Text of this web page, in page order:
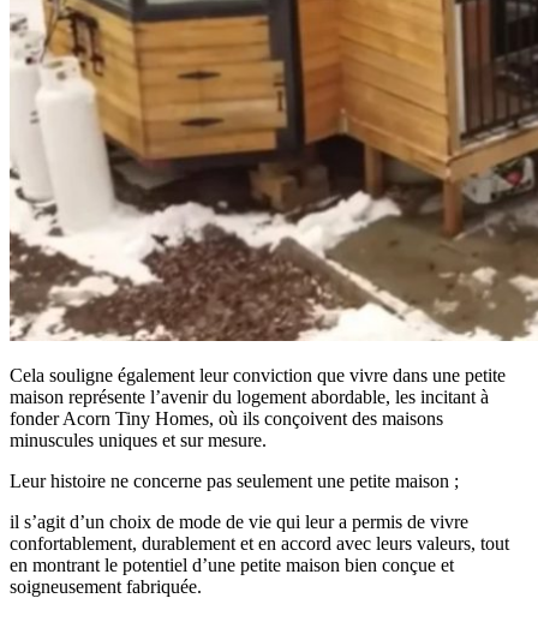
Cela souligne également leur conviction que vivre dans une petite
maison représente l’avenir du logement abordable, les incitant à
fonder Acorn Tiny Homes, où ils conçoivent des maisons
minuscules uniques et sur mesure.
Leur histoire ne concerne pas seulement une petite maison ;
il s’agit d’un choix de mode de vie qui leur a permis de vivre
confortablement, durablement et en accord avec leurs valeurs, tout
en montrant le potentiel d’une petite maison bien conçue et
soigneusement fabriquée.